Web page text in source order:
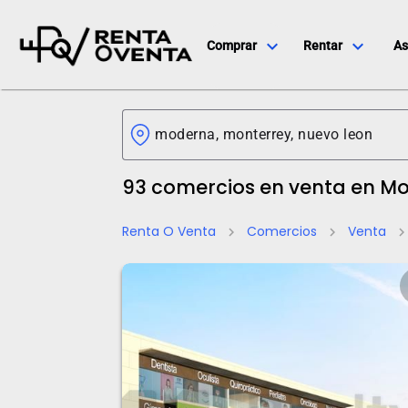
Comprar expand_more Rentar expand_more
93 comercios en venta en
Renta O Venta chevron_right Comercios chevron_right Venta chevron_right